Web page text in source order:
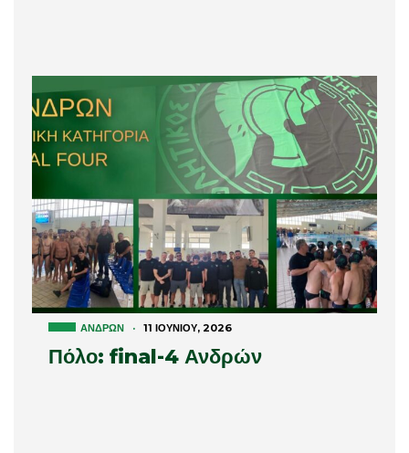
ΑΝΔΡΏΝ · 11 ΙΟΥΝΊΟΥ, 2026
Πόλο: final-4 Ανδρών